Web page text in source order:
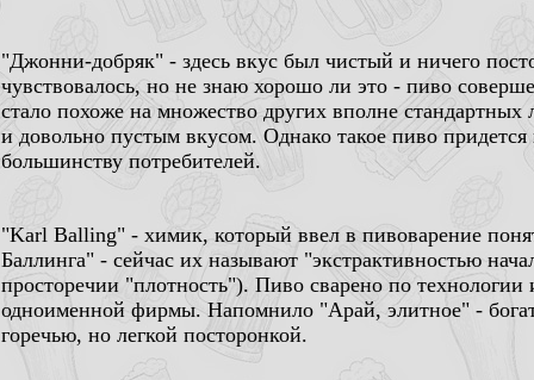
"Джонни-добряк" - здесь вкус был чистый и ничего
чувствовалось, но не знаю хорошо ли это - пиво
стало похоже на множество других вполне стандартных
и довольно пустым вкусом. Однако такое пиво
большинству потребителей.
"Karl Balling" - химик, который ввел в пивоварение
Баллинга" - сейчас их называют "экстрактивностью
просторечии "плотность"). Пиво сварено по
одноименной фирмы. Напомнило "Арай, элитное" -
горечью, но легкой посторонкой.